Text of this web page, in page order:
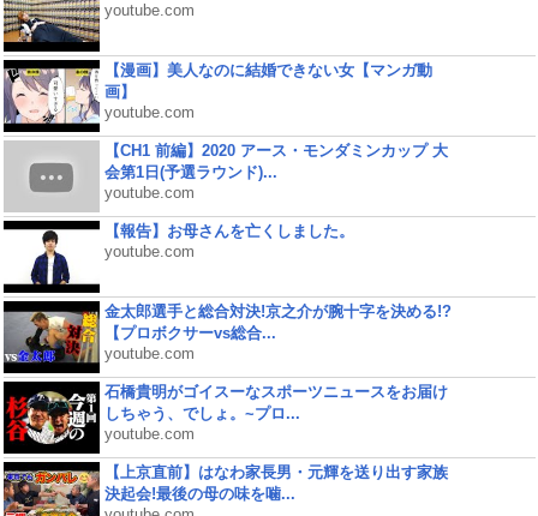
youtube.com
【漫画】美人なのに結婚できない女【マンガ動
画】
youtube.com
【CH1 前編】2020 アース・モンダミンカップ 大
会第1日(予選ラウンド)...
youtube.com
【報告】お母さんを亡くしました。
youtube.com
金太郎選手と総合対決!京之介が腕十字を決める!?
【プロボクサーvs総合...
youtube.com
石橋貴明がゴイスーなスポーツニュースをお届け
しちゃう、でしょ。~プロ...
youtube.com
【上京直前】はなわ家長男・元輝を送り出す家族
決起会!最後の母の味を噛...